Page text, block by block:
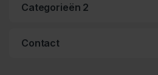
Categorieën 2
Contact